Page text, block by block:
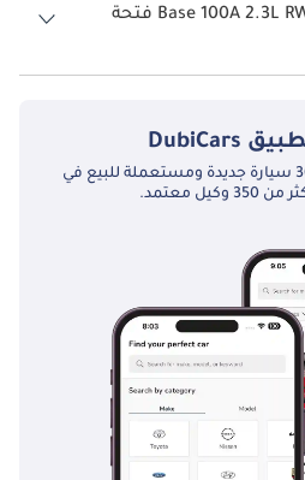
هل تحوي فورد إكسبلورر Base 100A 2.3L RWD فتحة
DubiCars
استكشف أكثر من 30،000 سيارة جديدة ومستعملة للبيع في
معتمد.